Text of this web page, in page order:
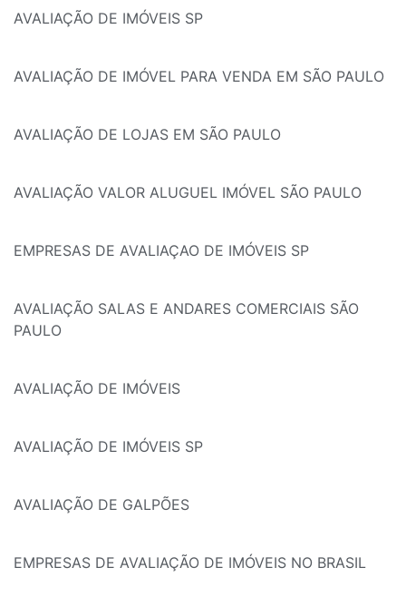
AVALIAÇÃO DE IMÓVEIS SP
AVALIAÇÃO DE IMÓVEL PARA VENDA EM SÃO PAULO
AVALIAÇÃO DE LOJAS EM SÃO PAULO
AVALIAÇÃO VALOR ALUGUEL IMÓVEL SÃO PAULO
EMPRESAS DE AVALIAÇAO DE IMÓVEIS SP
AVALIAÇÃO SALAS E ANDARES COMERCIAIS SÃO
PAULO
AVALIAÇÃO DE IMÓVEIS
AVALIAÇÃO DE IMÓVEIS SP
AVALIAÇÃO DE GALPÕES
EMPRESAS DE AVALIAÇÃO DE IMÓVEIS NO BRASIL